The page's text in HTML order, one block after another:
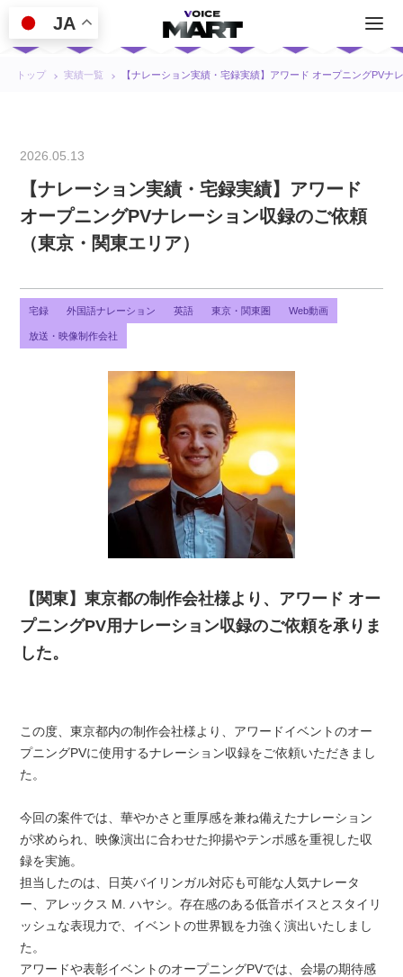
トップ 実績一覧 【ナレーション実績・宅録実績】アワード オープニングPVナ
2026.05.13
【ナレーション実績・宅録実績】アワード
オープニングPVナレーション収録のご依頼
（東京・関東エリア）
宅録 外国語ナレーション 英語 東京・関東圏 Web動画
放送・映像制作会社
【関東】東京都の制作会社様より、アワード オー
プニングPV用ナレーション収録のご依頼を承りま
した。
この度、東京都内の制作会社様より、アワードイベントのオー
プニングPVに使用するナレーション収録をご依頼いただきまし
た。
今回の案件では、華やかさと重厚感を兼ね備えたナレーション
が求められ、映像演出に合わせた抑揚やテンポ感を重視した収
録を実施。
担当したのは、日英バイリンガル対応も可能な人気ナレータ
ー、アレックス M. ハヤシ。存在感のある低音ボイスとスタイリ
ッシュな表現力で、イベントの世界観を力強く演出いたしまし
た。
アワードや表彰イベントのオープニングPVでは、会場の期待感
JA